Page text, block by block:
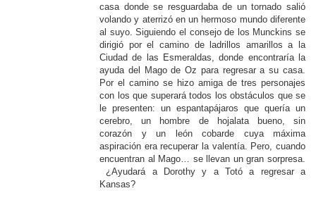
casa donde se resguardaba de un tornado salió
volando y aterrizó en un hermoso mundo diferente
al suyo. Siguiendo el consejo de los Munckins se
dirigió por el camino de ladrillos amarillos a la
Ciudad de las Esmeraldas, donde encontraría la
ayuda del Mago de Oz para regresar a su casa.
Por el camino se hizo amiga de tres personajes
con los que superará todos los obstáculos que se
le presenten: un espantapájaros que quería un
cerebro, un hombre de hojalata bueno, sin
corazón y un león cobarde cuya máxima
aspiración era recuperar la valentía. Pero, cuando
encuentran al Mago… se llevan un gran sorpresa.
¿Ayudará a Dorothy y a Totó a regresar a
Kansas?